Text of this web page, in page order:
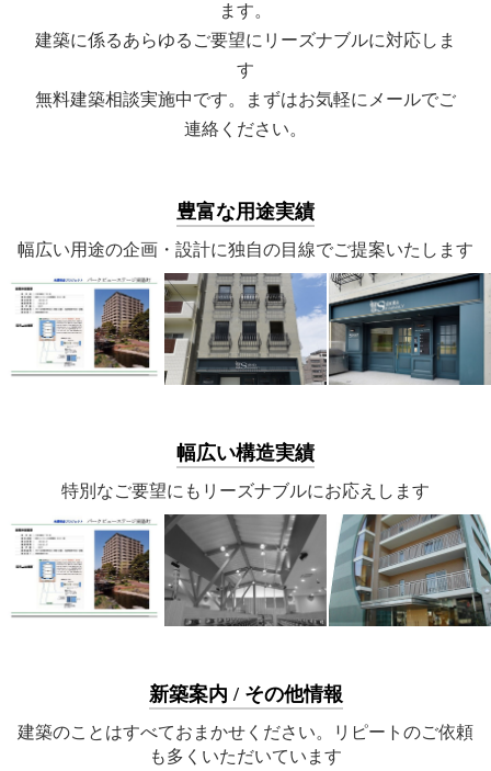
ます。
建築に係るあらゆるご要望にリーズナブルに対応しま
す
無料建築相談実施中です。まずはお気軽にメールでご
連絡ください。
豊富な用途実績
幅広い用途の企画・設計に独自の目線でご提案いたします
幅広い構造実績
特別なご要望にもリーズナブルにお応えします
新築案内 / その他情報
建築のことはすべておまかせください。リピートのご依頼
も多くいただいています